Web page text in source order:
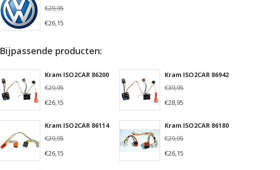
€29,95
€26,15
Bijpassende producten:
Kram ISO2CAR 86200
€29,95
€26,15
Kram ISO2CAR 86942
€39,95
€28,95
Kram ISO2CAR 86114
€29,95
€26,15
Kram ISO2CAR 86180
€29,95
€26,15